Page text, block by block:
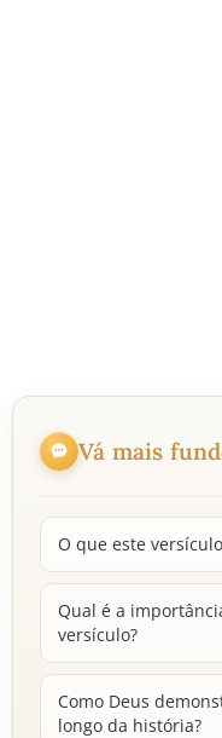
Vá mais
O que este
Qual é a
versículo?
Como Deus
longo da história?